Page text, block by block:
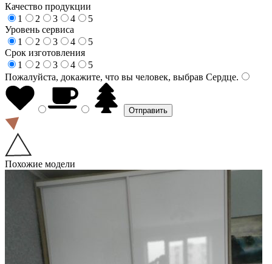
Качество продукции
1
2 3 4
5
Уровень сервиса
1
2 3 4
5
Срок изготовления
1
2 3 4
5
Пожалуйста, докажите, что вы человек, выбрав Сердце.
Похожие модели